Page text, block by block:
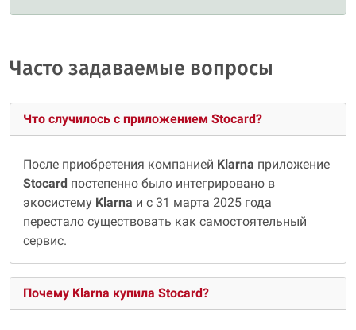
Часто задаваемые вопросы
Что случилось с приложением Stocard?
После приобретения компанией Klarna приложение
Stocard постепенно было интегрировано в
экосистему Klarna и с 31 марта 2025 года
перестало существовать как самостоятельный
сервис.
Почему Klarna купила Stocard?